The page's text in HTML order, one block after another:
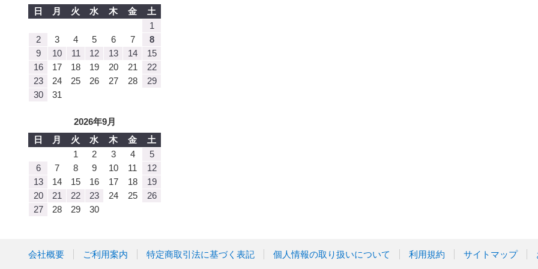
日
月 火 水 木 金
土
1
2
3 4 5 6 7
8
9
10 11 12 13 14
15
16
17 18 19 20 21
22
23
24 25 26 27 28
29
30
31
2026年9月
日
月 火 水 木 金
土
1
2 3 4
5
6
7 8 9 10 11
12
13
14 15 16 17 18
19
20
21 22 23 24 25
26
27
28 29 30
会社概要 ご利用案内 特定商取引法に基づく表記 個人情報の取り扱いについて 利用規約 サイトマップ